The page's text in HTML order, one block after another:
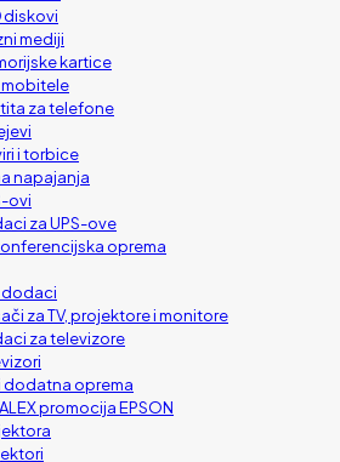
diskovi
mediji
kartice
za telefone
i torbice
napajanja
ovi
za UPS-ove
oprema
dodaci
za TV, projektore i monitore
za televizore
dodatna oprema
promocija EPSON